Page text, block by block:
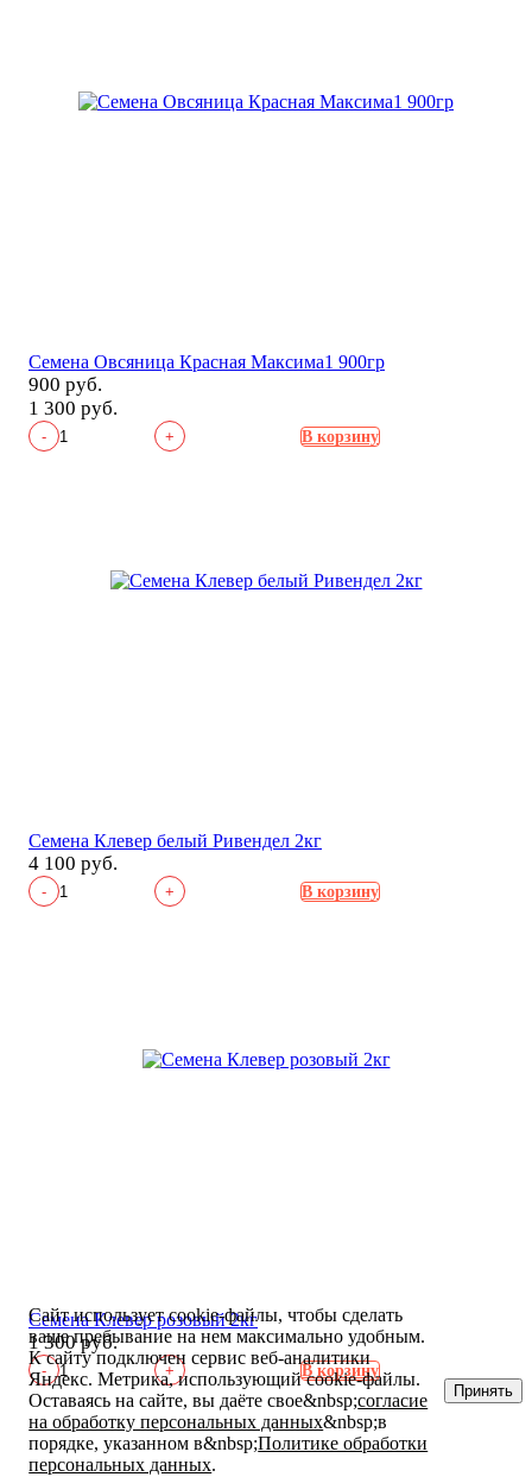
Семена Овсяница Красная Максима1 900гр
900 руб.
1 300 руб.
- + В корзину
Семена Клевер белый Ривендел 2кг
4 100 руб.
- + В корзину
Семена Клевер розовый 2кг
1 300 руб.
- + В корзину
Сайт использует cookie-файлы, чтобы сделать
ваше пребывание на нем максимально удобным.
К cайту подключен сервис веб-аналитики
Яндекс. Метрика, использующий cookie-файлы.
Оставаясь на сайте, вы даёте свое&nbsp;согласие
на обработку персональных данных&nbsp;в
порядке, указанном в&nbsp;Политике обработки
персональных данных.
Принять